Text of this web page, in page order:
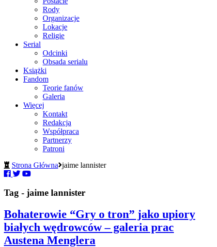
Rody
Organizacje
Lokacje
Religie
Serial
Odcinki
Obsada serialu
Książki
Fandom
Teorie fanów
Galeria
Więcej
Kontakt
Redakcja
Współpraca
Partnerzy
Patroni
Strona Główna jaime lannister
Tag - jaime lannister
Bohaterowie “Gry o tron” jako upiory
białych wędrowców – galeria prac
Austena Menglera